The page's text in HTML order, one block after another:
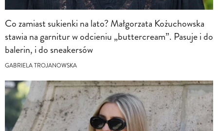
Co zamiast sukienki na lato? Małgorzata Kożuchowska
stawia na garnitur w odcieniu „buttercream”. Pasuje i do
balerin, i do sneakersów
GABRIELA TROJANOWSKA